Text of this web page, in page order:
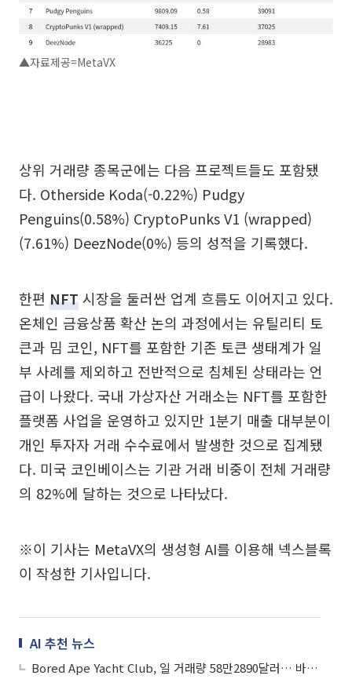
▲자료제공=MetaVX
상위 거래량 종목군에는 다음 프로젝트들도 포함됐
다. Otherside Koda(-0.22%) Pudgy
Penguins(0.58%) CryptoPunks V1 (wrapped)
(7.61%) DeezNode(0%) 등의 성적을 기록했다.
한편 NFT시장을 둘러싼 업계 흐름도 이어지고 있다.
온체인 금융상품 확산 논의 과정에서는 유틸리티 토
큰과 밈 코인, NFT를 포함한 기존 토큰 생태계가 일
부 사례를 제외하고 전반적으로 침체된 상태라는 언
급이 나왔다. 국내 가상자산 거래소는 NFT를 포함한
플랫폼 사업을 운영하고 있지만 1분기 매출 대부분이
개인 투자자 거래 수수료에서 발생한 것으로 집계됐
다. 미국 코인베이스는 기관 거래 비중이 전체 거래량
의 82%에 달하는 것으로 나타났다.
※이 기사는 MetaVX의 생성형 AI를 이용해 넥스블록
이 작성한 기사입니다.
AI 추천 뉴스
Bored Ape Yacht Club, 일 거래량 58만2890달러… 바닥가 2만2304달러